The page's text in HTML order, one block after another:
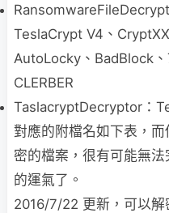
TeslaCrypt V4、
AutoLocky、BadBlock、
CLERBER
TaslacryptDecryptor：
對應的附檔名如下表，
密的檔案，很有可能無
的運氣了。
2016/7/22 更新，可以解